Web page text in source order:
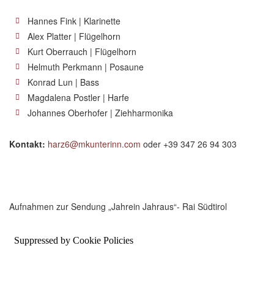
Hannes Fink | Klarinette
Alex Platter | Flügelhorn
Kurt Oberrauch | Flügelhorn
Helmuth Perkmann | Posaune
Konrad Lun | Bass
Magdalena Postler | Harfe
Johannes Oberhofer | Ziehharmonika
Kontakt: harz6@mkunterinn.com oder +39 347 26 94 303
Aufnahmen zur Sendung „Jahrein Jahraus“- Rai Südtirol